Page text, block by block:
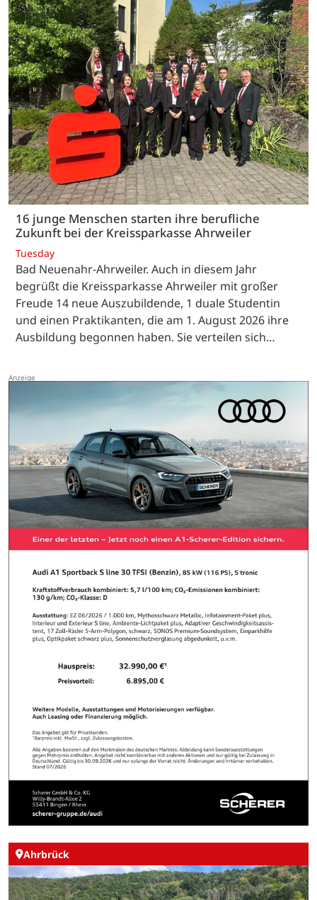
16 junge Menschen starten ihre berufliche
Zukunft bei der Kreissparkasse Ahrweiler
Tuesday
Bad Neuenahr-Ahrweiler. Auch in diesem Jahr
begrüßt die Kreissparkasse Ahrweiler mit großer
Freude 14 neue Auszubildende, 1 duale Studentin
und einen Praktikanten, die am 1. August 2026 ihre
Ausbildung begonnen haben. Sie verteilen sich…
Ahrbrück